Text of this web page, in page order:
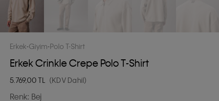
Erkek Giyim Polo T-Shirt
Erkek Crinkle Crepe Polo T-Shirt
5.769,00 TL (KDV Dahil)
Renk: Bej